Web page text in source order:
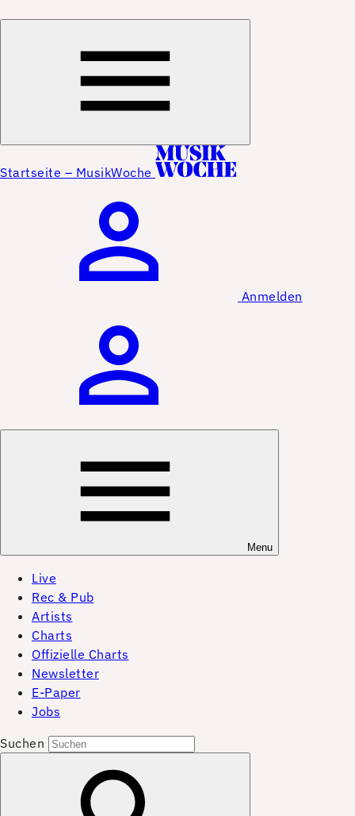
Startseite – MusikWoche
Anmelden
Menu
Live
Rec & Pub
Artists
Charts
Offizielle Charts
Newsletter
E-Paper
Jobs
Suchen